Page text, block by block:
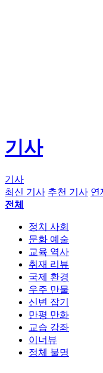
기사
기사
최신 기사 추천 기사 연
전체
정치 사회
문화 예술
교육 역사
취재 리뷰
국제 환경
우주 만물
신변 잡기
만평 만화
교습 강좌
이너뷰
정체 불명